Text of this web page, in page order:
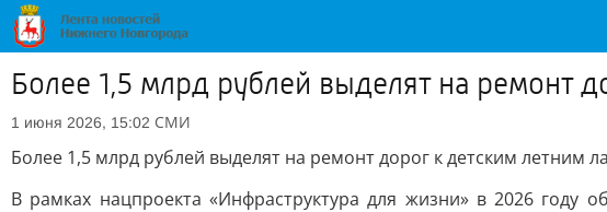
Более 1,5 млрд рублей выделят на ремонт
1 июня 2026, 15:02 СМИ
Более 1,5 млрд рублей выделят на ремонт дорог к детским летним
В рамках нацпроекта «Инфраструктура для жизни» в 2026